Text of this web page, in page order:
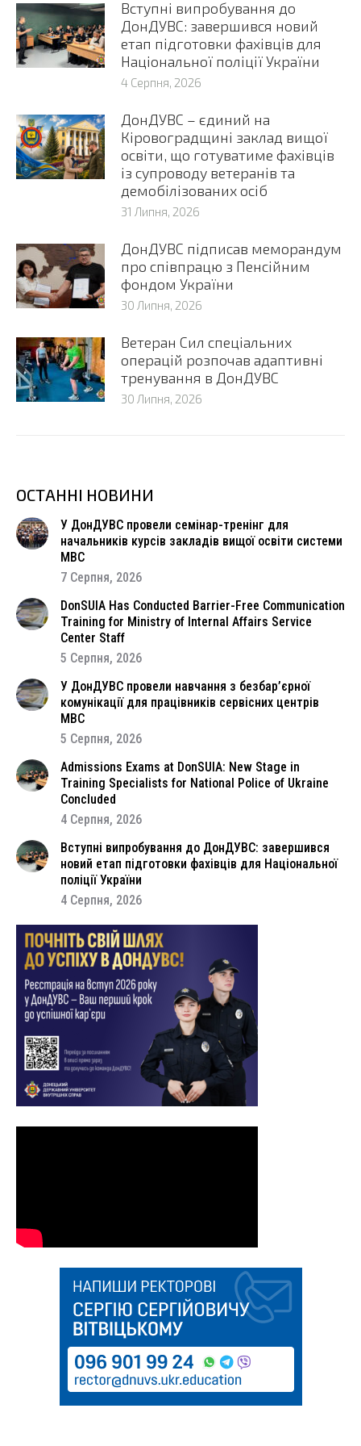
Вступні випробування до
ДонДУВС: завершився новий
етап підготовки фахівців для
Національної поліції України
4 Серпня, 2026
ДонДУВС – єдиний на
Кіровоградщині заклад вищої
освіти, що готуватиме фахівців
із супроводу ветеранів та
демобілізованих осіб
31 Липня, 2026
ДонДУВС підписав меморандум
про співпрацю з Пенсійним
фондом України
30 Липня, 2026
Ветеран Сил спеціальних
операцій розпочав адаптивні
тренування в ДонДУВС
30 Липня, 2026
ОСТАННІ НОВИНИ
У ДонДУВС провели семінар-тренінг для
начальників курсів закладів вищої освіти системи
МВС
7 Серпня, 2026
DonSUIA Has Conducted Barrier-Free Communication
Training for Ministry of Internal Affairs Service
Center Staff
5 Серпня, 2026
У ДонДУВС провели навчання з безбар’єрної
комунікації для працівників сервісних центрів
МВС
5 Серпня, 2026
Admissions Exams at DonSUIA: New Stage in
Training Specialists for National Police of Ukraine
Concluded
4 Серпня, 2026
Вступні випробування до ДонДУВС: завершився
новий етап підготовки фахівців для Національної
поліції України
4 Серпня, 2026